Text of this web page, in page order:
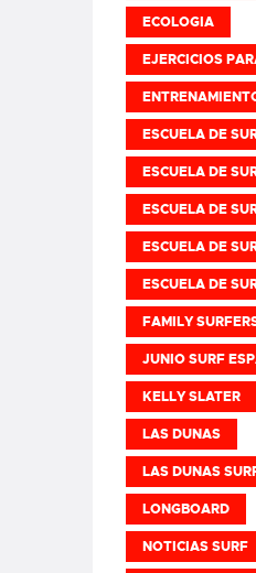
ECOLOGIA
EJERCICIOS
ESCUELA DE
ESCUELA DE
ESCUELA DE
ESCUELA DE
ESCUELA DE
FAMILY
JUNIO SURF
KELLY SLATER
LAS DUNAS
LAS DUNAS
LONGBOARD
NOTICIAS SURF